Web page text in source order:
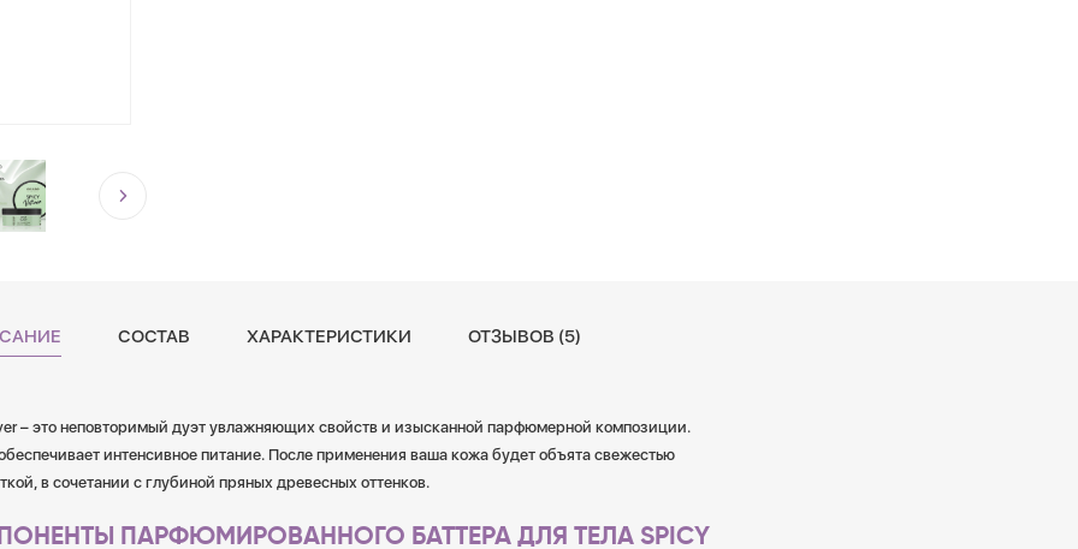
СОСТАВ ХАРАКТЕРИСТИКИ ОТЗЫВОВ (5)
– это неповторимый дуэт увлажняющих свойств и изысканной парфюмерной композиции.
интенсивное питание. После применения ваша кожа будет объята свежестью
в сочетании с глубиной пряных древесных оттенков.
ПАРФЮМИРОВАННОГО БАТТЕРА ДЛЯ ТЕЛА SPICY